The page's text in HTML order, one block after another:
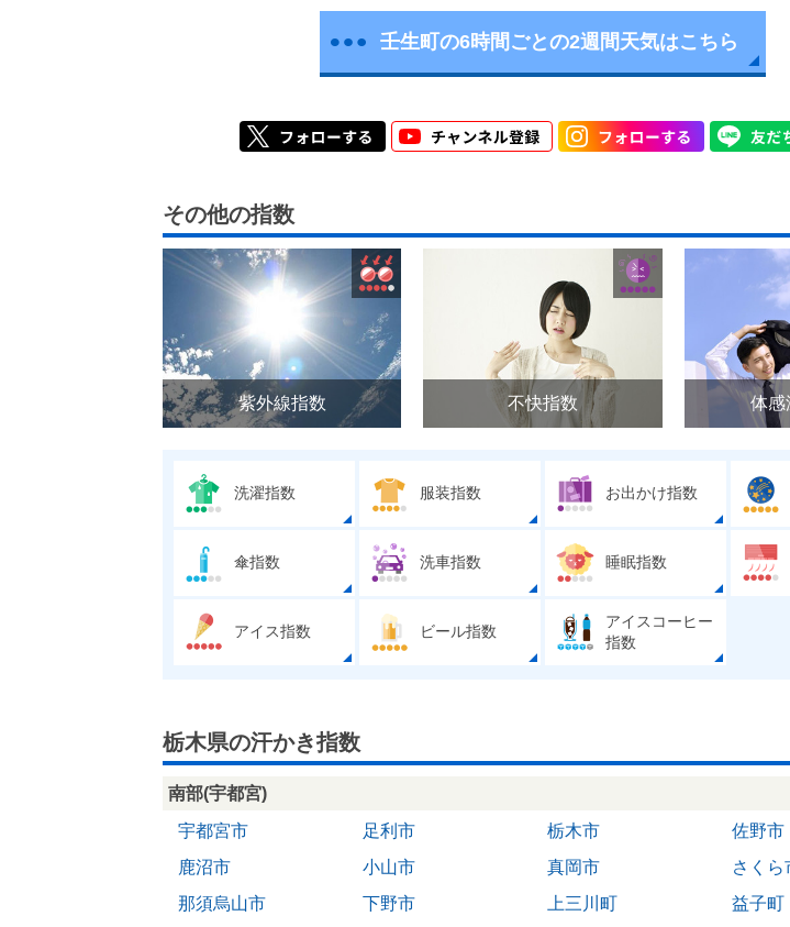
壬生町の6時間ごとの2週間天気はこちら
その他の指数
紫外線指数 不快指数 体感
洗濯指数 服装指数 お出かけ指数
傘指数 洗車指数 睡眠指数
アイス指数 ビール指数
アイスコーヒー
指数
栃木県の汗かき指数
南部(宇都宮)
宇都宮市
足利市 栃木市
佐野市
鹿沼市
小山市 真岡市
さくら
那須烏山市
下野市 上三川町
益子町